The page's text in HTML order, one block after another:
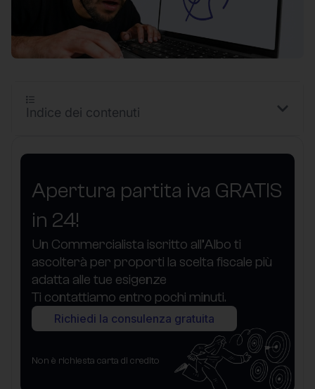
Apertura partita iva GRATIS
in 24!
Un Commercialista iscritto all’Albo ti
ascolterà per proporti la scelta fiscale più
adatta alle tue esigenze
Ti contattiamo entro pochi minuti.
Richiedi la consulenza gratuita
Non è richiesta carta di credito
Indice dei contenuti